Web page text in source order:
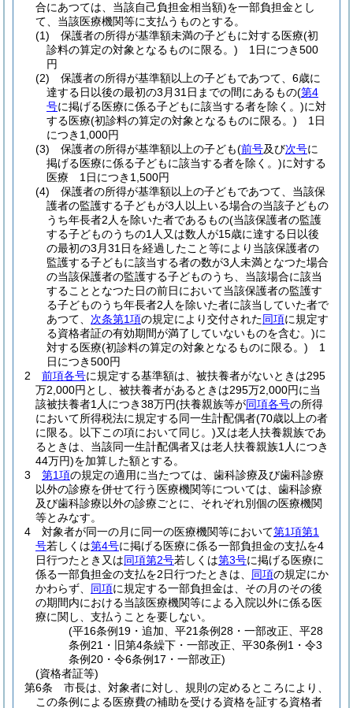
合にあつては、当該自己負担金相当額)を一部負担金とし
て、当該医療機関等に支払うものとする。
(1)
保護者の所得が基準額未満の子どもに対する医療(初
診料の算定の対象となるものに限る。) 1日につき500
円
(2)
保護者の所得が基準額以上の子どもであつて、6歳に
達する日以後の最初の3月31日までの間にあるもの(第4
号に掲げる医療に係る子どもに該当する者を除く。)に対
する医療(初診料の算定の対象となるものに限る。) 1日
につき1,000円
(3)
保護者の所得が基準額以上の子ども(前号及び次号に
掲げる医療に係る子どもに該当する者を除く。)に対する
医療 1日につき1,500円
(4)
保護者の所得が基準額以上の子どもであつて、当該保
護者の監護する子どもが3人以上いる場合の当該子どもの
うち年長者2人を除いた者であるもの(当該保護者の監護
する子どものうちの1人又は数人が15歳に達する日以後
の最初の3月31日を経過したこと等により当該保護者の
監護する子どもに該当する者の数が3人未満となつた場合
の当該保護者の監護する子どものうち、当該場合に該当
することとなつた日の前日において当該保護者の監護す
る子どものうち年長者2人を除いた者に該当していた者で
あつて、 次条第1項の規定により交付された同項に規定す
る資格者証の有効期間が満了していないものを含む。)に
対する医療(初診料の算定の対象となるものに限る。) 1
日につき500円
2
前項各号に規定する基準額は、被扶養者がないときは295
万2,000円とし、被扶養者があるときは295万2,000円に当
該被扶養者1人につき38万円(扶養親族等が同項各号の所得
において所得税法に規定する同一生計配偶者(70歳以上の者
に限る。以下この項において同じ。)又は老人扶養親族であ
るときは、当該同一生計配偶者又は老人扶養親族1人につき
44万円)を加算した額とする。
3
第1項の規定の適用に当たつては、歯科診療及び歯科診療
以外の診療を併せて行う医療機関等については、歯科診療
及び歯科診療以外の診療ごとに、それぞれ別個の医療機関
等とみなす。
4
対象者が同一の月に同一の医療機関等において第1項第1
号若しくは第4号に掲げる医療に係る一部負担金の支払を4
日行つたとき又は同項第2号若しくは第3号に掲げる医療に
係る一部負担金の支払を2日行つたときは、 同項の規定にか
かわらず、 同項に規定する一部負担金は、その月のその後
の期間内における当該医療機関等による入院以外に係る医
療に関し、支払うことを要しない。
(平16条例19・追加、平21条例28・一部改正、平28
条例21・旧第4条繰下・一部改正、平30条例1・令3
条例20・令6条例17・一部改正)
(資格者証等)
第6条
市長は、対象者に対し、規則の定めるところにより、
この条例による医療費の補助を受ける資格を証する資格者